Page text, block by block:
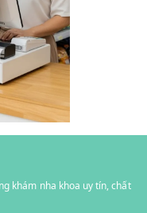
khám nha khoa uy tín, chất